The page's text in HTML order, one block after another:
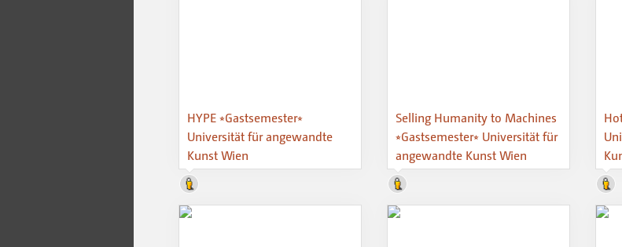
HYPE ⭒Gastsemester⭒
Universität für angewandte
Kunst Wien
Selling Humanity to Machines
⭒Gastsemester⭒ Universität für
angewandte Kunst Wien